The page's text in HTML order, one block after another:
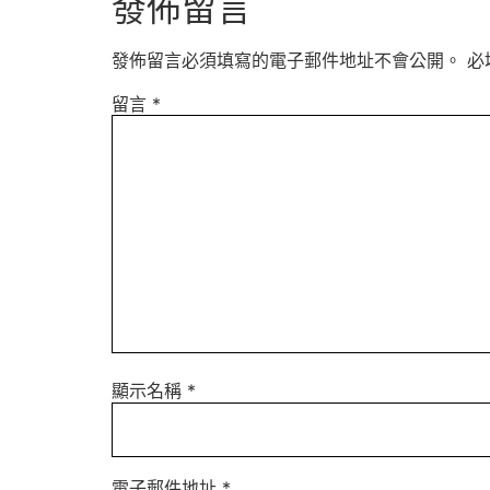
發佈留言必須填寫的電子郵件地址不會公開。 必
留言 *
顯示名稱 *